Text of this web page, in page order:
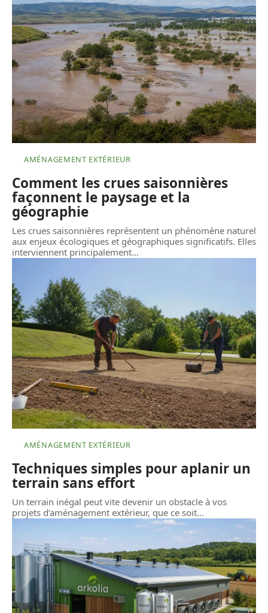
AMÉNAGEMENT EXTÉRIEUR
Comment les crues saisonnières
façonnent le paysage et la
géographie
Les crues saisonnières représentent un phénomène naturel
aux enjeux écologiques et géographiques significatifs. Elles
interviennent principalement…
AMÉNAGEMENT EXTÉRIEUR
Techniques simples pour aplanir un
terrain sans effort
Un terrain inégal peut vite devenir un obstacle à vos
projets d’aménagement extérieur, que ce soit…